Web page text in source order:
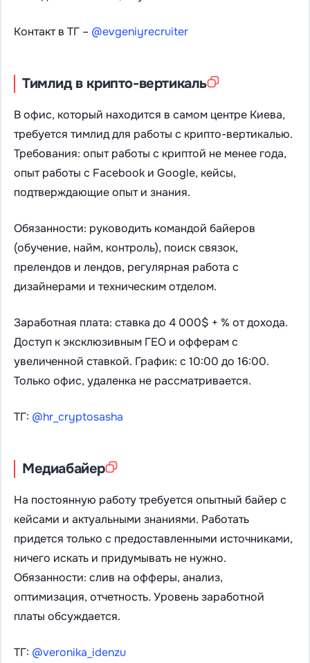
Контакт в ТГ – @evgeniyrecruiter
Тимлид в крипто-вертикаль
В офис, который находится в самом центре Киева,
требуется тимлид для работы с крипто-вертикалью.
Требования: опыт работы с криптой не менее года,
опыт работы с Facebook и Google, кейсы,
подтверждающие опыт и знания.
Обязанности: руководить командой байеров
(обучение, найм, контроль), поиск связок,
прелендов и лендов, регулярная работа с
дизайнерами и техническим отделом.
Заработная плата: ставка до 4 000$ + % от дохода.
Доступ к эксклюзивным ГЕО и офферам с
увеличенной ставкой. График: с 10:00 до 16:00.
Только офис, удаленка не рассматривается.
ТГ: @hr_cryptosasha
Медиабайер
На постоянную работу требуется опытный байер с
кейсами и актуальными знаниями. Работать
придется только с предоставленными источниками,
ничего искать и придумывать не нужно.
Обязанности: слив на офферы, анализ,
оптимизация, отчетность. Уровень заработной
платы обсуждается.
ТГ: @veronika_idenzu